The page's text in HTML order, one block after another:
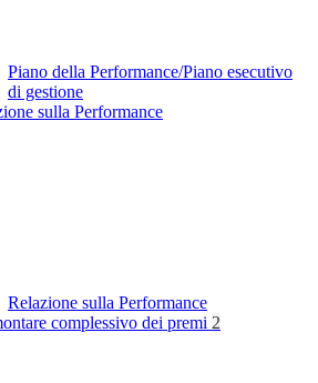
Piano della Performance/Piano esecutivo
di gestione
sulla Performance
Relazione sulla Performance
complessivo dei premi 2